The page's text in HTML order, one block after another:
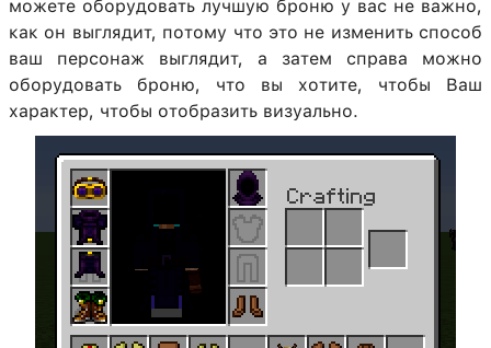
можете оборудовать лучшую броню у вас не важно,
как он выглядит, потому что это не изменить способ
ваш персонаж выглядит, а затем справа можно
оборудовать броню, что вы хотите, чтобы Ваш
характер, чтобы отобразить визуально.